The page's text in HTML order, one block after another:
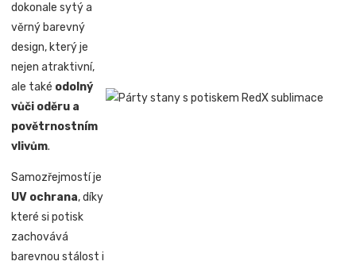
dokonale sytý a
věrný barevný
design, který je
nejen atraktivní,
ale také odolný
vůči oděru a
povětrnostním
vlivům.
Samozřejmostí je
UV ochrana, díky
které si potisk
zachovává
barevnou stálost i